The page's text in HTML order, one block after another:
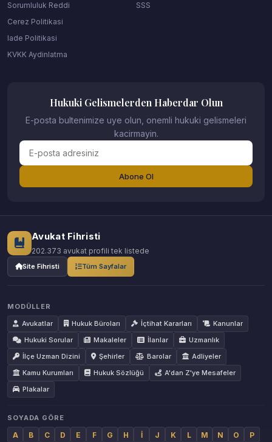
Sorumluluk Reddi
Cerez Politikasi
Iade Politikasi
KVKK Aydinlatma
SSS
Hukuki Gelismelerden Haberdar Olun
E-posta bultenimize uye olun, onemli hukuki gelismeleri
kacirmayin.
Abone Ol
Avukat Fihristi
202.373 avukat profili tek listede
Site Fihristi Tüm Sayfalar
MODÜLLER
Avukatlar
Hukuk Büroları İçtihat Kararları
Kanunlar
Hukuki Sorular
Makaleler İlanlar
Uzmanlık
İlçe Uzman Dizini
Şehirler Barolar
Adliyeler
Kamu Kurumları
Hukuk Sözlüğü
A'dan Z'ye Mesafeler
Plakalar
SOYADA GÖRE
A B C D E F G H İ J K L M N O
P